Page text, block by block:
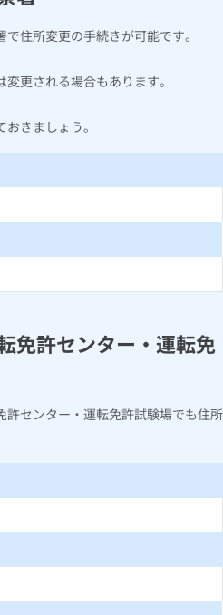
住所変更の手続きが可能です。
更される場合もあります。
きましょう。
免許センター・運転免
許センター・運転免許試験場でも住所